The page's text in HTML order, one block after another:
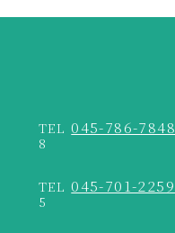
TEL 045-786-7848
8
TEL 045-701-2259
5